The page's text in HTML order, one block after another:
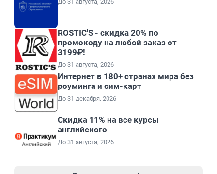
До 31 августа, 2026
ROSTIC'S - скидка 20% по
промокоду на любой заказ от
3199₽!
До 31 августа, 2026
Интернет в 180+ странах мира без
роуминга и сим-карт
До 31 декабря, 2026
Скидка 11% на все курсы
английского
До 31 августа, 2026